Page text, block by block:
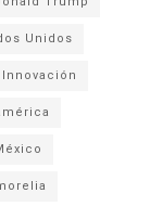
Unidos
Innovación